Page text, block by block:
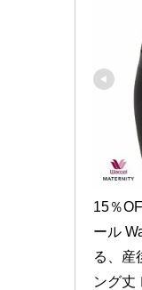
15％
ール
る、産
ング丈